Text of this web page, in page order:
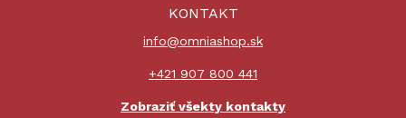
KONTAKT
info@omniashop.sk
+421 907 800 441
Zobraziť všekty kontakty